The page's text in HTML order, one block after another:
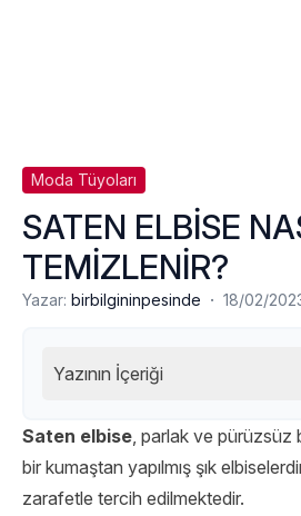
Moda Tüyoları
SATEN ELBİSE
TEMİZLENİR?
Yazar: birbilgininpesinde · 18/02/
Yazının İçeriği
Saten elbise, parlak ve
bir kumaştan yapılmış şık
zarafetle tercih edilmektedir.